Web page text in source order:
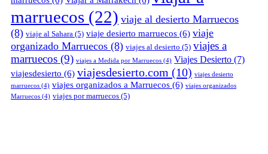
marruecos (22) viaje al desierto Marruecos
(8) viaje al Sahara (5) viaje desierto marruecos (6) viaje
organizado Marruecos (8) viajes al desierto (5) viajes a
marruecos (9) viajes a Medida por Marruecos (4) Viajes Desierto (7)
viajesdesierto (6) viajesdesierto.com (10) viajes desierto
marruecos (4) viajes organizados a Marruecos (6) viajes organizados
Marruecos (4) viajes por marruecos (5)